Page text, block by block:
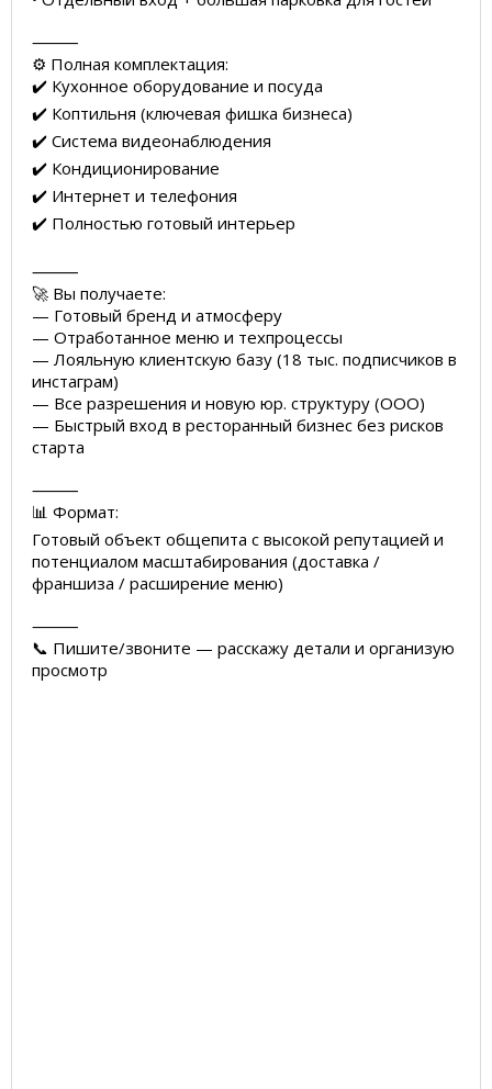
⸻
⚙️ Полная комплектация:
✔️ Кухонное оборудование и посуда
✔️ Коптильня (ключевая фишка бизнеса)
✔️ Система видеонаблюдения
✔️ Кондиционирование
✔️ Интернет и телефония
✔️ Полностью готовый интерьер
⸻
🚀 Вы получаете:
— Готовый бренд и атмосферу
— Отработанное меню и техпроцессы
— Лояльную клиентскую базу (18 тыс. подписчиков в
инстаграм)
— Все разрешения и новую юр. структуру (ООО)
— Быстрый вход в ресторанный бизнес без рисков
старта
⸻
📊 Формат:
Готовый объект общепита с высокой репутацией и
потенциалом масштабирования (доставка /
франшиза / расширение меню)
⸻
📞 Пишите/звоните — расскажу детали и организую
просмотр